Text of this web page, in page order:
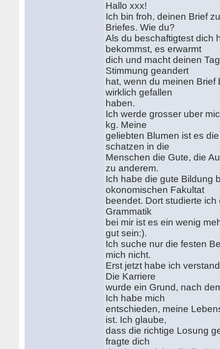
Hallo xxx!
Ich bin froh, deinen Brief
Briefes. Wie du?
Als du beschaftigtest dich
bekommst, es erwarmt
dich und macht deinen
Stimmung geandert
hat, wenn du meinen
wirklich gefallen
haben.
Ich werde grosser uber
kg. Meine
geliebten Blumen ist es
schatzen in die
Menschen die Gute, die
zu anderem.
Ich habe die gute Bildung
okonomischen Fakultat
beendet. Dort studierte
Grammatik
bei mir ist es ein wenig
gut sein:).
Ich suche nur die festen
mich nicht.
Erst jetzt habe ich
Die Karriere
wurde ein Grund, nach
Ich habe mich
entschieden, meine
ist. Ich glaube,
dass die richtige Losung
fragte dich